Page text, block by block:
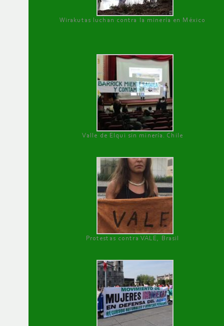
Wirakutas luchan contra la minería en México
Valle de Elqui sin minería. Chile
Protestas contra VALE, Brasil